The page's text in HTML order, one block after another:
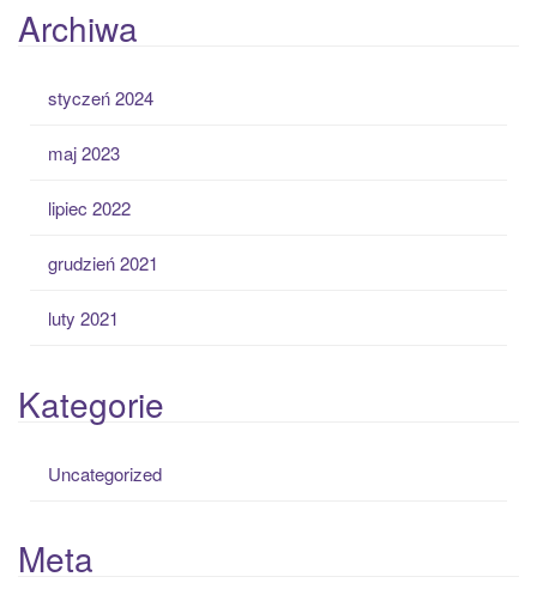
Archiwa
styczeń 2024
maj 2023
lipiec 2022
grudzień 2021
luty 2021
Kategorie
Uncategorized
Meta